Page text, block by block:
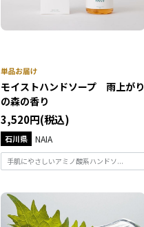
モイストハンドソープ 雨上がり
の森の香り
3,520円(税込)
石川県 NAIA
手肌にやさしいアミノ酸系ハンドソ...